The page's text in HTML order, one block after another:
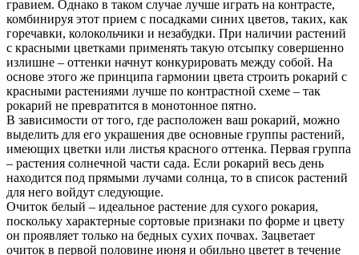
гравием. Однако в таком случае лучше играть на контрасте,
комбинируя этот прием с посадками синих цветов, таких, как
горечавки, колокольчики и незабудки. При наличии растений
с красными цветками применять такую отсыпку совершенно
излишне – оттенки начнут конкурировать между собой. На
основе этого же принципа гармонии цвета строить рокарий с
красными растениями лучше по контрастной схеме – так
рокарий не превратится в монотонное пятно.
В зависимости от того, где расположен ваш рокарий, можно
выделить для его украшения две основные группы растений,
имеющих цветки или листья красного оттенка. Первая группа
– растения солнечной части сада. Если рокарий весь день
находится под прямыми лучами солнца, то в список растений
для него войдут следующие.
Очиток белый – идеальное растение для сухого рокария,
поскольку характерные сортовые признаки по форме и цвету
он проявляет только на бедных сухих почвах. Зацветает
очиток в первой половине июня и обильно цветет в течение